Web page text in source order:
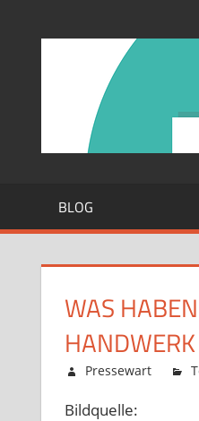
BLOG
WAS
Februar 12, 2026
Pressewart
Bildquelle: